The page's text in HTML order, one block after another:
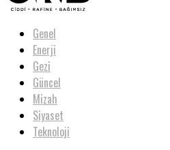
Genel
Enerji
Gezi
Güncel
Mizah
Siyaset
Teknoloji